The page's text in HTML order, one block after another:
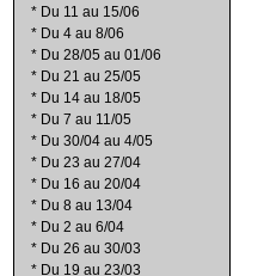
* Du 11 au 15/06
* Du 4 au 8/06
* Du 28/05 au 01/06
* Du 21 au 25/05
* Du 14 au 18/05
* Du 7 au 11/05
* Du 30/04 au 4/05
* Du 23 au 27/04
* Du 16 au 20/04
* Du 8 au 13/04
* Du 2 au 6/04
* Du 26 au 30/03
* Du 19 au 23/03